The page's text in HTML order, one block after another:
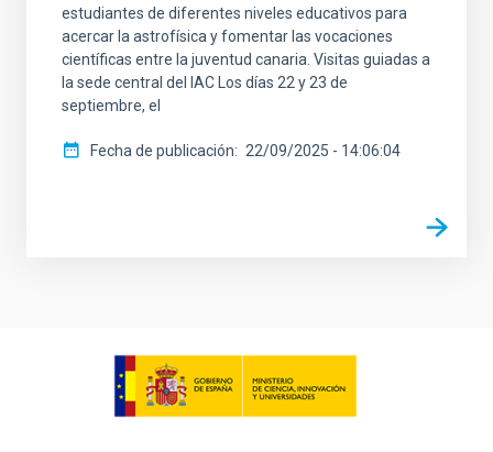
estudiantes de diferentes niveles educativos para
acercar la astrofísica y fomentar las vocaciones
científicas entre la juventud canaria. Visitas guiadas a
la sede central del IAC Los días 22 y 23 de
septiembre, el
Fecha de publicación 22/09/2025 - 14:06:04